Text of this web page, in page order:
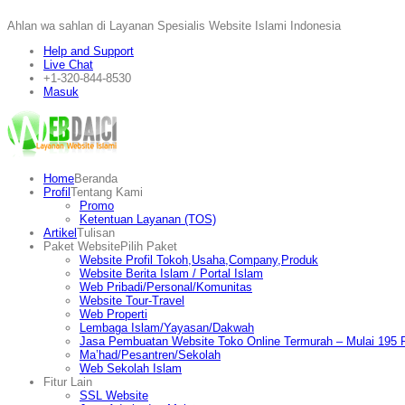
Ahlan wa sahlan di Layanan Spesialis Website Islami Indonesia
Help and Support
Live Chat
+1-320-844-8530
Masuk
HomeBeranda
Profil Tentang Kami
Promo
Ketentuan Layanan (TOS)
Artikel Tulisan
Paket WebsitePilih Paket
Website Profil Tokoh,Usaha,Company,Produk
Website Berita Islam / Portal Islam
Web Pribadi/Personal/Komunitas
Website Tour-Travel
Web Properti
Lembaga Islam/Yayasan/Dakwah
Jasa Pembuatan Website Toko Online Termurah – Mulai 195
Ma’had/Pesantren/Sekolah
Web Sekolah Islam
Fitur Lain
SSL Website